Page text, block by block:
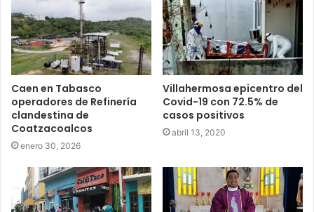
Caen en Tabasco
operadores de Refinería
clandestina de
Coatzacoalcos
enero 30, 2026
Villahermosa epicentro del
Covid-19 con 72.5% de
casos positivos
abril 13, 2020